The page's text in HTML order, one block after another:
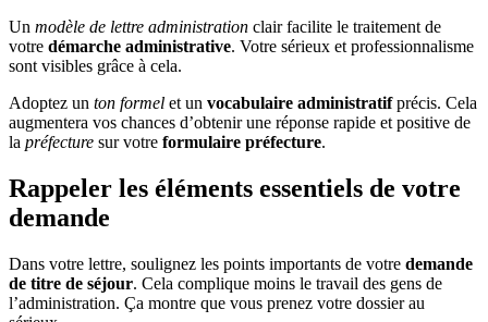
Un modèle de lettre administration clair facilite le traitement de
votre démarche administrative. Votre sérieux et professionnalisme
sont visibles grâce à cela.
Adoptez un ton formel et un vocabulaire administratifprécis. Cela
augmentera vos chances d’obtenir une réponse rapide et positive de
la préfecture sur votre formulaire préfecture.
Rappeler les éléments essentiels de votre
demande
Dans votre lettre, soulignez les points importants de votre demande
de titre de séjour. Cela complique moins le travail des gens de
l’administration. Ça montre que vous prenez votre dossier au